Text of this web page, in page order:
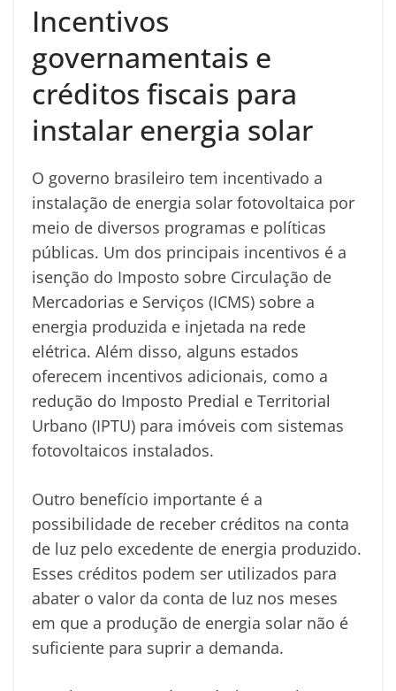
Incentivos
governamentais e
créditos fiscais para
instalar energia solar
O governo brasileiro tem incentivado a
instalação de energia solar fotovoltaica por
meio de diversos programas e políticas
públicas. Um dos principais incentivos é a
isenção do Imposto sobre Circulação de
Mercadorias e Serviços (ICMS) sobre a
energia produzida e injetada na rede
elétrica. Além disso, alguns estados
oferecem incentivos adicionais, como a
redução do Imposto Predial e Territorial
Urbano (IPTU) para imóveis com sistemas
fotovoltaicos instalados.
Outro benefício importante é a
possibilidade de receber créditos na conta
de luz pelo excedente de energia produzido.
Esses créditos podem ser utilizados para
abater o valor da conta de luz nos meses
em que a produção de energia solar não é
suficiente para suprir a demanda.